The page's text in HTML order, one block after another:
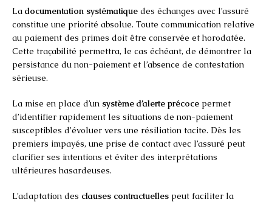
La documentation systématique des échanges avec l’assuré
constitue une priorité absolue. Toute communication relative
au paiement des primes doit être conservée et horodatée.
Cette traçabilité permettra, le cas échéant, de démontrer la
persistance du non-paiement et l’absence de contestation
sérieuse.
La mise en place d’un système d’alerte précoce permet
d’identifier rapidement les situations de non-paiement
susceptibles d’évoluer vers une résiliation tacite. Dès les
premiers impayés, une prise de contact avec l’assuré peut
clarifier ses intentions et éviter des interprétations
ultérieures hasardeuses.
L’adaptation des clauses contractuelles peut faciliter la